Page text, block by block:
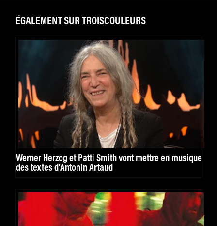
ÉGALEMENT SUR TROISCOULEURS
Werner Herzog et Patti Smith vont mettre en musique
des textes d’Antonin Artaud